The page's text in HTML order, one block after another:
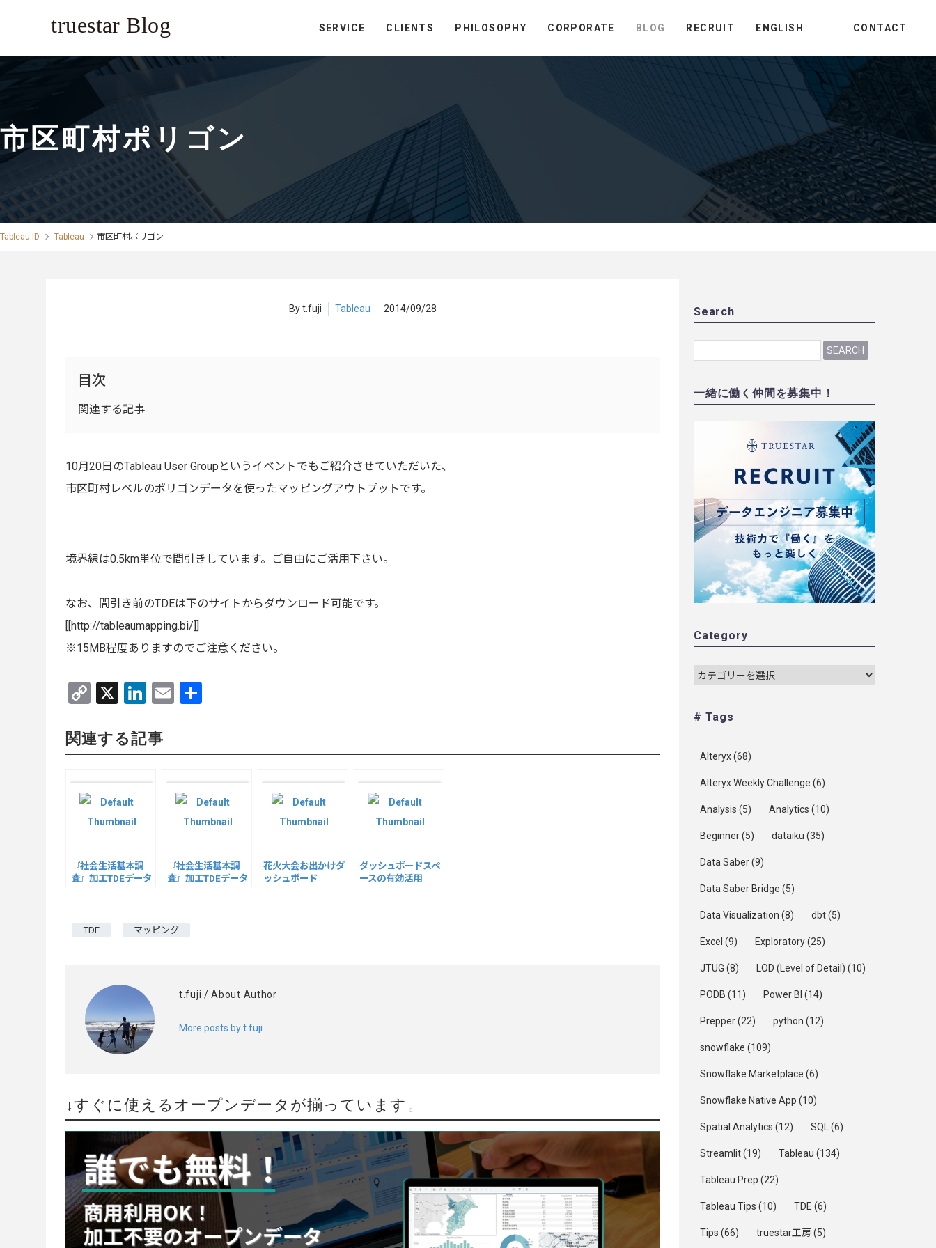
SERVICE CLIENTS PHILOSOPHY CORPORATE BLOG RECRUIT ENGLISH CONTACT
市区町村ポリゴン
Tableau-ID Tableau 市区町村ポリゴン
By t.fuji Tableau 2014/09/28
目次
関連する記事
10月20日のTableau User Groupというイベントでもご紹介させていただいた、
市区町村レベルのポリゴンデータを使ったマッピングアウトプットです。
境界線は0.5km単位で間引きしています。ご自由にご活用下さい。
なお、間引き前のTDEは下のサイトからダウンロード可能です。
[[http://tableaumapping.bi/]]
※15MB程度ありますのでご注意ください。
C
py
Li
n
k
X
Li
ke
dI
n
E
関連する記事
『社会生活基本調
査』加工TDEデータ
『社会生活基本調
査』加工TDEデータ
花火大会お出かけダ
ッシュボード
ダッシュボードスペ
ースの有効活用
TDE マッピング
t.fuji / About Author
More posts by t.fuji
↓すぐに使えるオープンデータが揃っています。
Search
SEARCH
一緒に働く仲間を募集中！
Category
# Tags
Alteryx(68)
Alteryx Weekly Challenge (6)
Analysis (5) Analytics (10)
Beginner(5) dataiku (35)
Data Saber(9)
Data Saber Bridge (5)
Data Visualization (8) dbt(5)
Excel (9) Exploratory(25)
JTUG (8) LOD (Level of Detail) (10)
PODB (11) Power BI (14)
Prepper(22) python (12)
snowflake (109)
Snowflake Marketplace (6)
Snowflake Native App (10)
Spatial Analytics (12) SQL (6)
Streamlit(19) Tableau (134)
Tableau Prep (22)
Tableau Tips (10) TDE (6)
Tips (66) truestar工房(5)